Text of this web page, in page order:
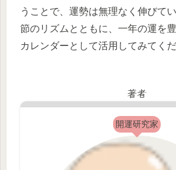
うことで、運勢は無理なく伸びて
節のリズムとともに、一年の運を
カレンダーとして活用してみてくだ
著者
開運研究家